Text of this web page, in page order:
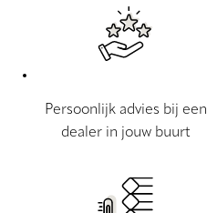
Persoonlijk advies bij een
dealer in jouw buurt